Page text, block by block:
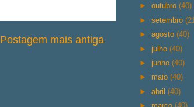
Postagem mais antiga
►outubro(40)
►setembro
►agosto(40)
►julho(40)
►junho(40)
► maio(40)
►abril(40)